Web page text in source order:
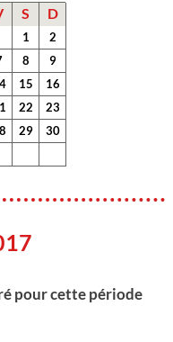
S D
1
2
8
9
15
16
22
23
29
30
pour cette période